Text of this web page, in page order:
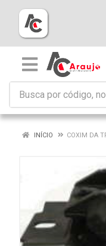
INÍCIO COXIM DA